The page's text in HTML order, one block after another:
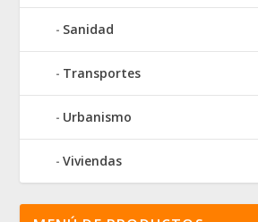
Sanidad
Transportes
Urbanismo
Viviendas